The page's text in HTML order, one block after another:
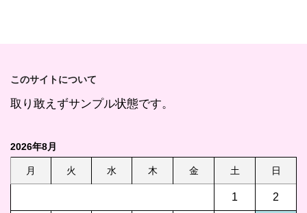
このサイトについて
取り敢えずサンプル状態です。
2026年8月
月 火 水 木 金 土 日
1 2